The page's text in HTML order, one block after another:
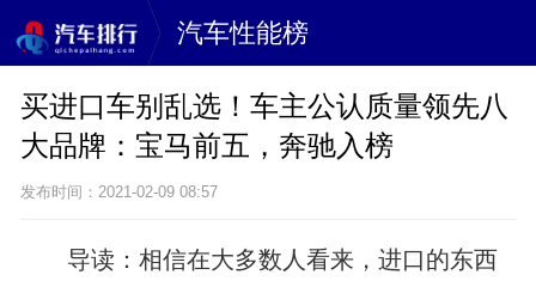
汽车性能榜
买进口车别乱选！车主公认质量领先八
大品牌：宝马前五，奔驰入榜
发布时间：2021-02-09 08:57
导读：相信在大多数人看来，进口的东西